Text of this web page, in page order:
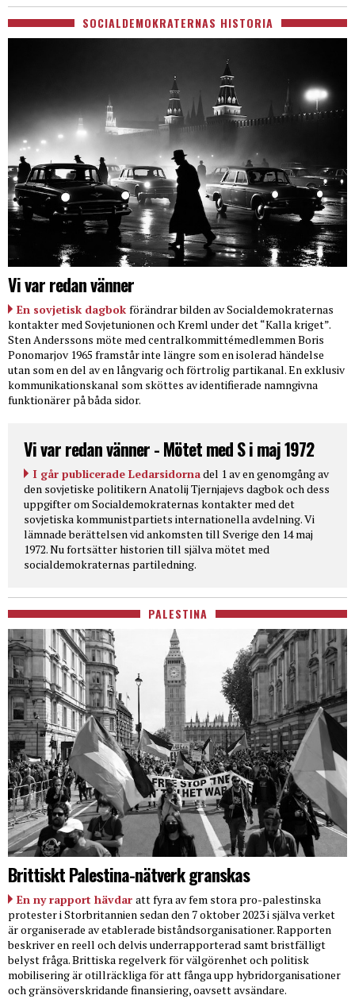
SOCIALDEMOKRATERNAS HISTORIA
Vi var redan vänner
En sovjetisk dagbok förändrar bilden av Socialdemokraternas
kontakter med Sovjetunionen och Kreml under det “Kalla kriget”.
Sten Anderssons möte med centralkommittémedlemmen Boris
Ponomarjov 1965 framstår inte längre som en isolerad händelse
utan som en del av en långvarig och förtrolig partikanal. En exklusiv
kommunikationskanal som sköttes av identifierade namngivna
funktionärer på båda sidor.
Vi var redan vänner - Mötet med S i maj 1972
I går publicerade Ledarsidornadel 1 av en genomgång av
den sovjetiske politikern Anatolij Tjernjajevs dagbok och dess
uppgifter om Socialdemokraternas kontakter med det
sovjetiska kommunistpartiets internationella avdelning. Vi
lämnade berättelsen vid ankomsten till Sverige den 14 maj
1972. Nu fortsätter historien till själva mötet med
socialdemokraternas partiledning.
PALESTINA
Brittiskt Palestina-nätverk granskas
En ny rapport hävdar att fyra av fem stora pro-palestinska
protester i Storbritannien sedan den 7 oktober 2023 i själva verket
är organiserade av etablerade biståndsorganisationer. Rapporten
beskriver en reell och delvis underrapporterad samt bristfälligt
belyst fråga. Brittiska regelverk för välgörenhet och politisk
mobilisering är otillräckliga för att fånga upp hybridorganisationer
och gränsöverskridande finansiering, oavsett avsändare.